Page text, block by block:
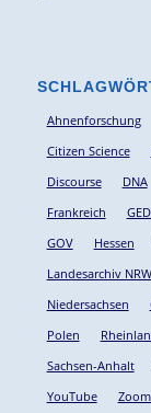
Ahnenforschung
Citizen Science
Discourse
DNA
Frankreich
GOV
Hessen
Landesarchiv NRW
Niedersachsen
Polen
Sachsen-Anhalt
YouTube